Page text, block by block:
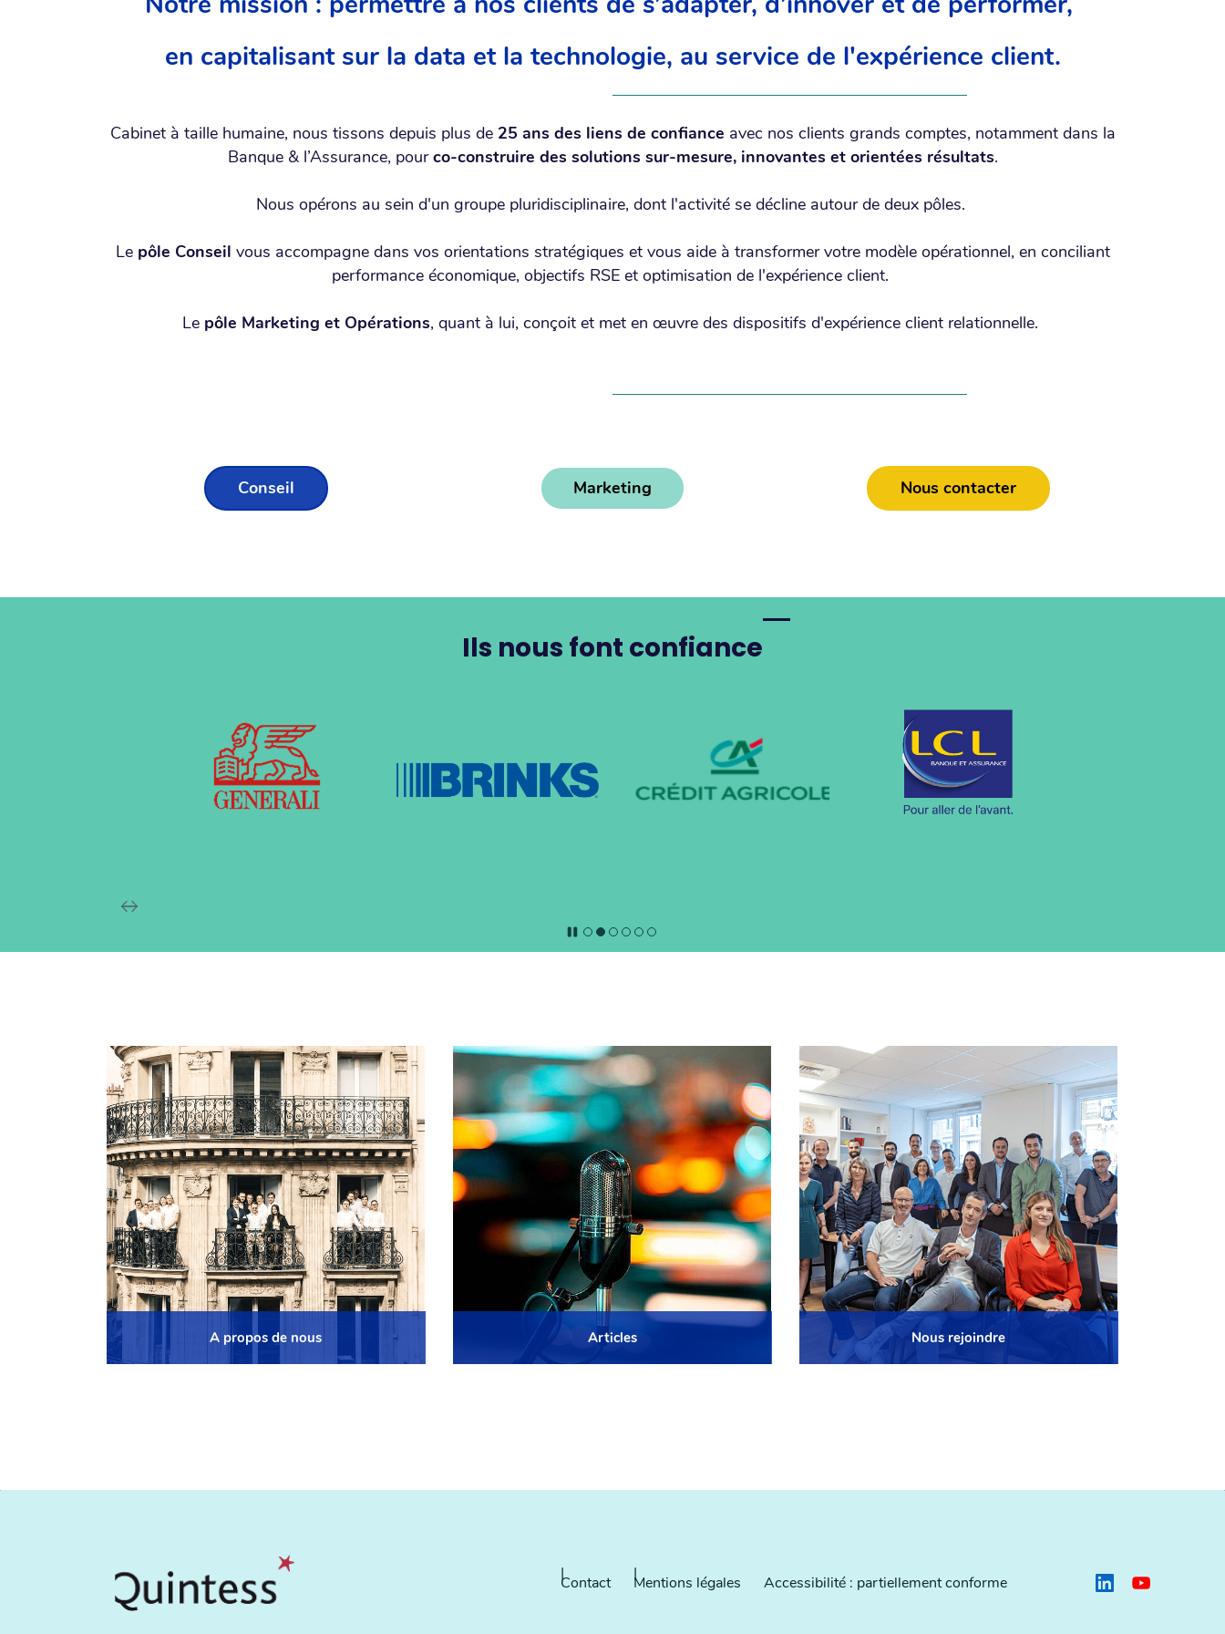
en capitalisant sur la data et la technologie, au service de l'expérience client.
Cabinet à taille humaine, nous tissons depuis plus de 25 ans des liens de confiance avec nos clients grands comptes, notamment dans la
Banque & l’Assurance, pourco-construire des solutions sur-mesure, innovantes et orientées résultats.
Nous opérons au sein d'un groupe pluridisciplinaire, dont l'activité se décline autour de deux pôles.
Le pôle Conseil vous accompagne dans vos orientations stratégiques et vous aide à transformer votre modèle opérationnel, en conciliant
performance économique, objectifs RSE et optimisation de l'expérience client.
Le pôle Marketing et Opérations, quant à lui, conçoit et met en œuvre des dispositifs d'expérience client relationnelle.
Conseil Marketing Nous contacter
Ils nous font confiance
A propos de nous Articles Nous rejoindre
Contact Mentions légales Accessibilité : partiellement conforme